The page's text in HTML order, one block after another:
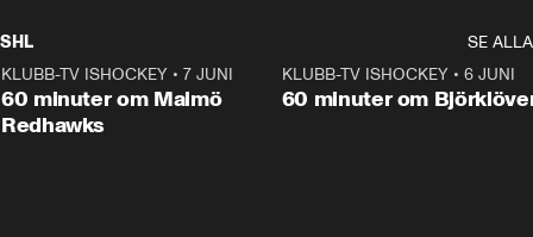
SHL
SE ALLA
Plus
1:02:53
KLUBB-TV ISHOCKEY • 7 JUNI
60 minuter om Malmö
Redhawks
KLUBB-TV ISHOCKEY• 6 JUNI
60 minuter om